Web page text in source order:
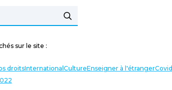
sur le site :
droitsInternational CultureEnseigner à l'étrangerCovid